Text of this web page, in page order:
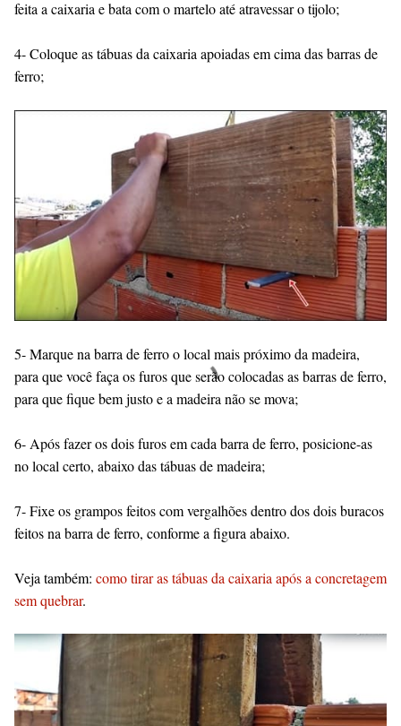
feita a caixaria e bata com o martelo até atravessar o tijolo;
4- Coloque as tábuas da caixaria apoiadas em cima das barras de
ferro;
5- Marque na barra de ferro o local mais próximo da madeira,
para que você faça os furos que serão colocadas as barras de ferro,
para que fique bem justo e a madeira não se mova;
6- Após fazer os dois furos em cada barra de ferro, posicione-as
no local certo, abaixo das tábuas de madeira;
7- Fixe os grampos feitos com vergalhões dentro dos dois buracos
feitos na barra de ferro, conforme a figura abaixo.
Veja também: como tirar as tábuas da caixaria após a concretagem
sem quebrar.